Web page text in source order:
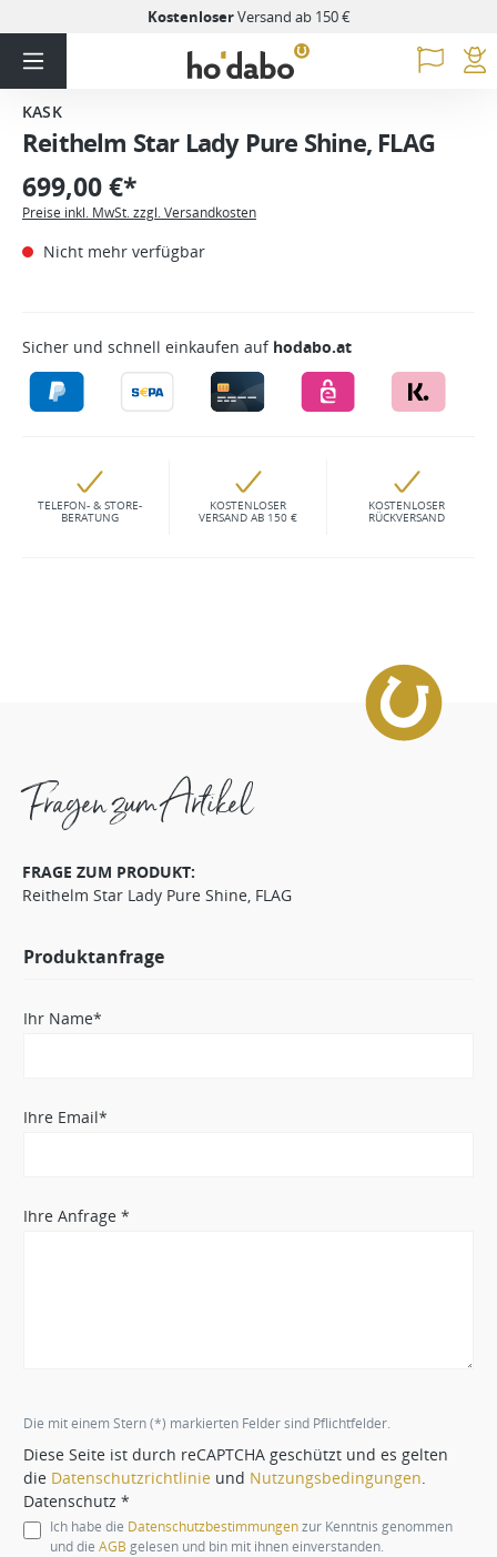
KostenloserVersand ab 150 €
KASK
Reithelm Star Lady Pure Shine, FLAG
699,00 €*
Preise inkl. MwSt. zzgl. Versandkosten
Nicht mehr verfügbar
Sicher und schnell einkaufen auf hodabo.at
TELEFON- & STORE-
BERATUNG
KOSTENLOSER
VERSAND AB 150 €
KOSTENLOSER
RÜCKVERSAND
Fragen zum Artikel
FRAGE ZUM PRODUKT:
Reithelm Star Lady Pure Shine, FLAG
Produktanfrage
Ihr Name*
Ihre Email*
Ihre Anfrage *
Die mit einem Stern (*) markierten Felder sind Pflichtfelder.
Diese Seite ist durch reCAPTCHA geschützt und es gelten
die Datenschutzrichtlinie und Nutzungsbedingungen.
Datenschutz *
Ich habe die Datenschutzbestimmungenzur Kenntnis genommen
und die AGB gelesen und bin mit ihnen einverstanden.